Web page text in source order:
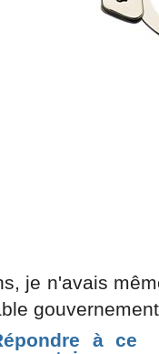
je n'avais